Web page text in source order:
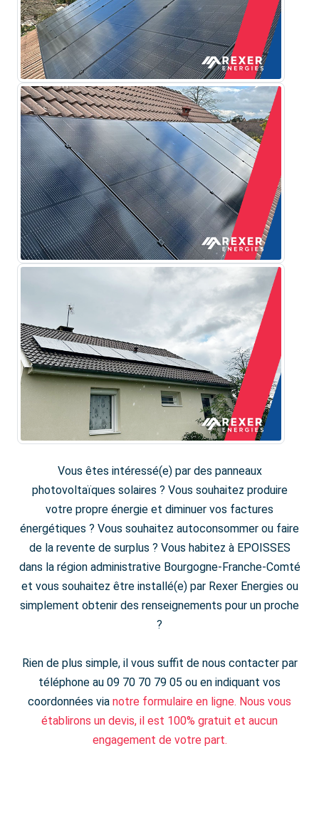
Vous êtes intéressé(e) par des panneaux
photovoltaïques solaires ? Vous souhaitez produire
votre propre énergie et diminuer vos factures
énergétiques ? Vous souhaitez autoconsommer ou faire
de la revente de surplus ? Vous habitez à EPOISSES
dans la région administrative Bourgogne-Franche-Comté
et vous souhaitez être installé(e) par Rexer Energies ou
simplement obtenir des renseignements pour un proche
?
Rien de plus simple, il vous suffit de nous contacter par
téléphone au 09 70 70 79 05 ou en indiquant vos
coordonnées via notre formulaire en ligne. Nous vous
établirons un devis, il est 100% gratuit et aucun
engagement de votre part.